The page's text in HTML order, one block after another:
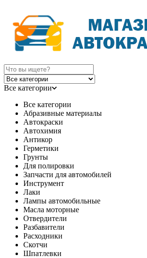
Все категории
Все категории
Абразивные материалы
Автокраски
Автохимия
Антикор
Герметики
Грунты
Для полировки
Запчасти для автомобилей
Инструмент
Лаки
Лампы автомобильные
Масла моторные
Отвердители
Разбавители
Расходники
Скотчи
Шпатлевки